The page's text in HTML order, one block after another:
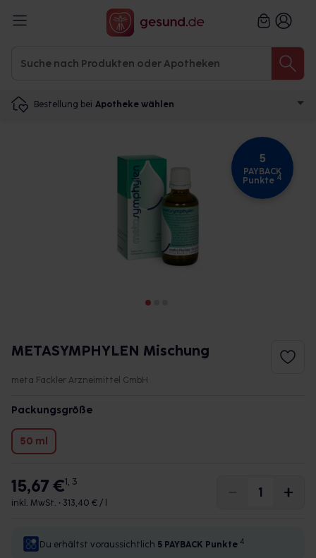
Bestellung bei Apotheke wählen
5
PAYBACK
Punkte 4
METASYMPHYLEN Mischung
meta Fackler Arzneimittel GmbH
Packungsgröße
50 ml
15,67 €1, 3
inkl. MwSt. • 313,40 € / l
Du erhältst voraussichtlich 5 PAYBACK Punkte 4